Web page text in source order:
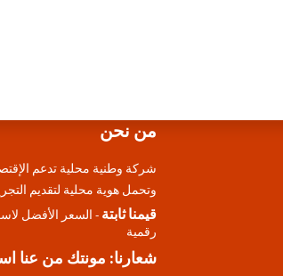
من نحن
شركة وطنية محلية تدعم
وتحمل هوية محلية لتقديم
قيمنا ثابتة - السعر الأفضل
رقمية
شعارنا: مونتك من عنا